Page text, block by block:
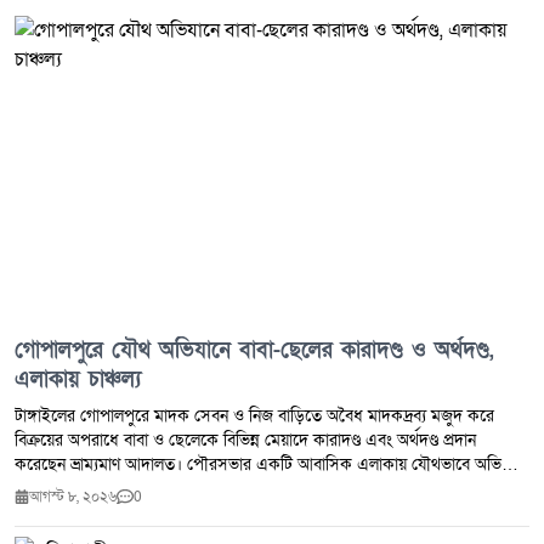
গোপালপুরে যৌথ অভিযানে বাবা-ছেলের কারাদণ্ড ও অর্থদণ্ড,
এলাকায় চাঞ্চল্য
টাঙ্গাইলের গোপালপুরে মাদক সেবন ও নিজ বাড়িতে অবৈধ মাদকদ্রব্য মজুদ করে
বিক্রয়ের অপরাধে বাবা ও ছেলেকে বিভিন্ন মেয়াদে কারাদণ্ড এবং অর্থদণ্ড প্রদান
করেছেন ভ্রাম্যমাণ আদালত। পৌরসভার একটি আবাসিক এলাকায় যৌথভাবে অভিযান
পরিচালনা করে তাদের হাতেনাতে গ্রেপ্তার করার পর তাৎক্ষণিকভাবে এই দণ্ডাদেশ
বৃহস্পতিবার (৬ আগস্ট) দুপুরে উপজেলার গোপালপুর পৌরসভার আভুঙ্গী মহল্লায় এ
আগস্ট ৮, ২০২৬ 0